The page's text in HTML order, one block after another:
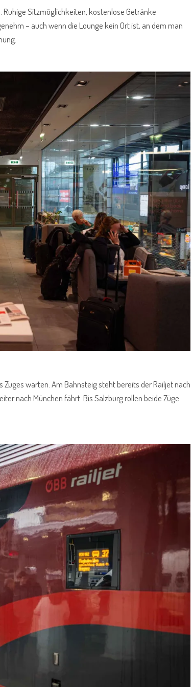
Ruhige Sitzmöglichkeiten, kostenlose Getränke
– auch wenn die Lounge kein Ort ist, an dem man
warten. Am Bahnsteig steht bereits der Railjet nach
nach München fährt. Bis Salzburg rollen beide Züge